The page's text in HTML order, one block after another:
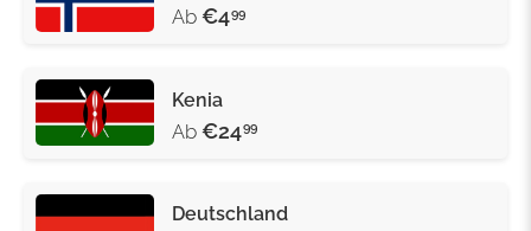
Ab €499
Kenia
Ab €2499
Deutschland